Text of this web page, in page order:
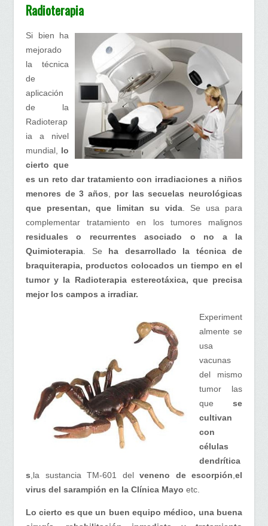
Radioterapia
Si bien ha
mejorado
la técnica
de
aplicación
de la
Radioterap
ia a nivel
mundial, lo
cierto que
es un reto dar tratamiento con irradiaciones a niños
menores de 3 años
por las secuelas neurológicas
que presentan, que limitan su vida . Se usa para
complementar tratamiento en los tumores malignos
residuales o recurrentes asociado o no a la
Quimioterapia . Se ha desarrollado la técnica de
braquiterapia, productos colocados un tiempo en el
tumor y la Radioterapia estereotáxica, que precisa
mejor los campos a irradiar.
Experiment
almente se
usa
vacunas
del mismo
tumor las
que se
cultivan
con
células
dendrítica
s ,la sustancia TM-601 del veneno de escorpión el
virus del sarampión en la Clínica Mayo etc.
Lo cierto es que un buen equipo médico, una buena